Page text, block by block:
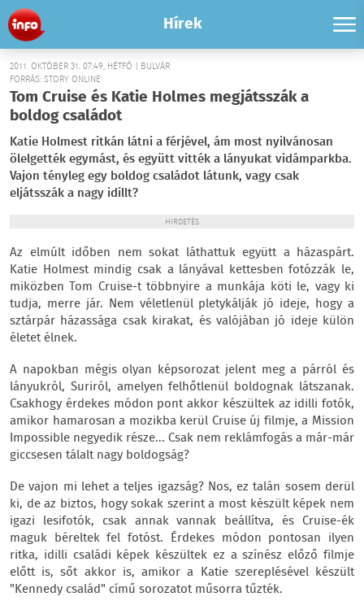
Hírek
2011. OKTÓBER 31. 07:49, HÉTFŐ | BULVÁR
FORRÁS: STORY ONLINE
Tom Cruise és Katie Holmes megjátsszák a
boldog családot
Katie Holmest ritkán látni a férjével, ám most nyilvánosan
ölelgették egymást, és együtt vitték a lányukat vidámparkba.
Vajon tényleg egy boldog családot látunk, vagy csak
eljátsszák a nagy idillt?
HIRDETÉS
Az elmúlt időben nem sokat láthattuk együtt a házaspárt.
Katie Holmest mindig csak a lányával kettesben fotózzák le,
miközben Tom Cruise-t többnyire a munkája köti le, vagy ki
tudja, merre jár. Nem véletlenül pletykálják jó ideje, hogy a
sztárpár házassága csak kirakat, és valójában jó ideje külön
életet élnek.
A napokban mégis olyan képsorozat jelent meg a párról és
lányukról, Suriról, amelyen felhőtlenül boldognak látszanak.
Csakhogy érdekes módon pont akkor készültek az idilli fotók,
amikor hamarosan a mozikba kerül Cruise új filmje, a Mission
Impossible negyedik része... Csak nem reklámfogás a már-már
giccsesen tálalt nagy boldogság?
De vajon mi lehet a teljes igazság? Nos, ez talán sosem derül
ki, de az biztos, hogy sokak szerint a most készült képek nem
igazi lesifotók, csak annak vannak beállítva, és Cruise-ék
maguk béreltek fel fotóst. Érdekes módon pontosan ilyen
ritka, idilli családi képek készültek ez a színész előző filmje
előtt is, sőt akkor is, amikor a Katie szereplésével készült
"Kennedy család" című sorozatot műsorra tűzték.